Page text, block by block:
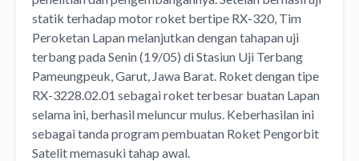
statik terhadap motor roket bertipe RX-320, Tim
Peroketan Lapan melanjutkan dengan tahapan uji
terbang pada Senin (19/05) di Stasiun Uji Terbang
Pameungpeuk, Garut, Jawa Barat. Roket dengan tipe
RX-3228.02.01 sebagai roket terbesar buatan Lapan
selama ini, berhasil meluncur mulus. Keberhasilan ini
sebagai tanda program pembuatan Roket Pengorbit
Satelit memasuki tahap awal.